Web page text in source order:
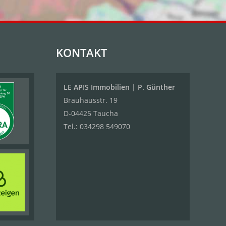
KONTAKT
LE APIS Immobilien | P. Günther
Brauhausstr. 19
D-04425 Taucha
Tel.: 034298 549070